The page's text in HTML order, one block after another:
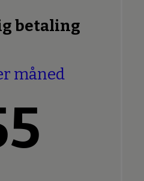
betaling
måned